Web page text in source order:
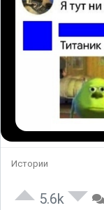
Истории
5.6k